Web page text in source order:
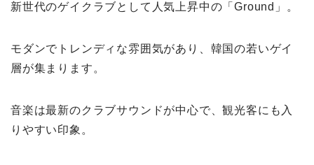
新世代のゲイクラブとして人気上昇中の「Ground」。
モダンでトレンディな雰囲気があり、韓国の若いゲイ
層が集まります。
音楽は最新のクラブサウンドが中心で、観光客にも入
りやすい印象。